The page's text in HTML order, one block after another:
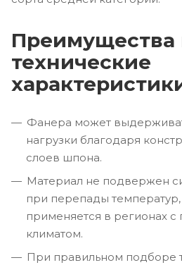
Преимущества
технические
Фанера может
нагрузки благодаря
слоев шпона.
Материал не подвержен
при перепады
применяется в регионах
климатом.
При правильном подборе